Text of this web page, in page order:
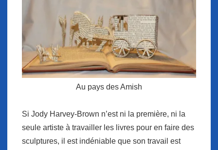
Au pays des Amish
Si Jody Harvey-Brown n’est ni la première, ni la
seule artiste à travailler les livres pour en faire des
sculptures, il est indéniable que son travail est